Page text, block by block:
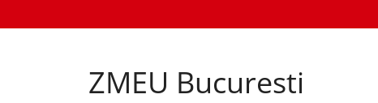
ZMEU Bucuresti